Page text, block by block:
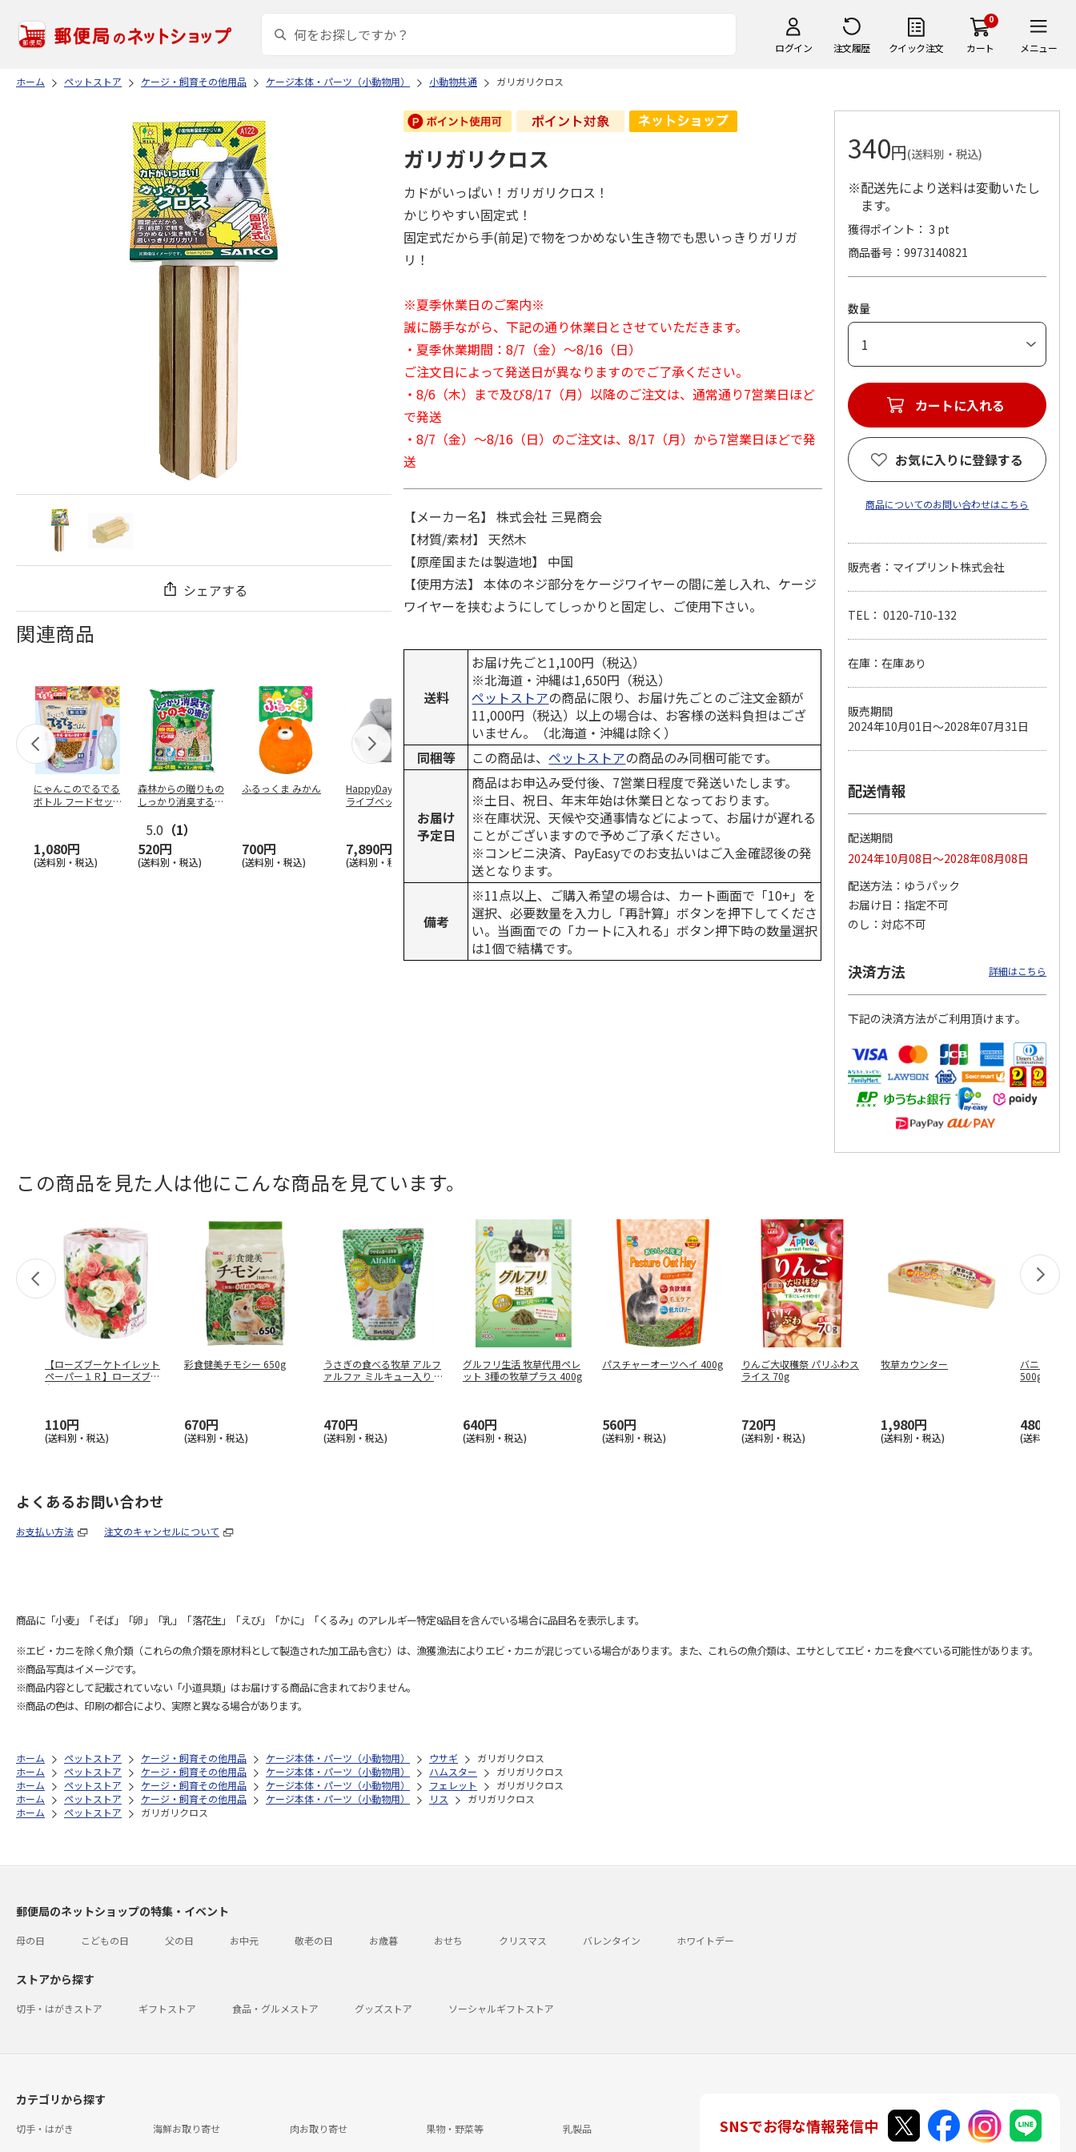
ログイン 注文履歴 クイック注文
0
カート メニュー
ホーム ペットストア ケージ・飼育その他用品 ケージ本体・パーツ（小動物用） 小動物共通 ガリガリクロス
シェアする
関連商品
にゃんこのでるでる
ボトル フードセッ
1,080円
(送料別・税込)
森林からの贈りもの
しっかり消臭するひ
5.0 （1）
520円
(送料別・税込)
ふるっくま みかん
700円
(送料別・税込)
HappyDays 2wayド
ライブベッド グレ
7,890円
(送料別・税込)
獣医師開発 ニオイ
をとる砂専用 猫ト
イレ ナチュラルグ
レー
1,550円
(送料別・税込)
デオトイレ 飛び散
らない消臭・抗菌サ
ンド 4L
1,320円
(送料別・税込)
無添加良品 カムカ
ムデンタルコーン
ぐるぐるボーン型 S
…
470円
(送料別・税込)
銀のスプーン パウ
チ 健康に育つ子ね
こ用 まぐろ・かつ
おに…
120円
(送料別・税込)
ペット線香 虹のか
なた フルーティフ
ローラルの香り
590円
(送料別・税込)
100円
(送料別・税込)
ガリガリクロス
カドがいっぱい！ガリガリクロス！
かじりやすい固定式！
固定式だから手(前足)で物をつかめない生き物でも思いっきりガリガ
リ！
※夏季休業日のご案内※
誠に勝手ながら、下記の通り休業日とさせていただきます。
・夏季休業期間：8/7（金）～8/16（日）
ご注文日によって発送日が異なりますのでご了承ください。
・8/6（木）まで及び8/17（月）以降のご注文は、通常通り7営業日ほど
で発送
・8/7（金）～8/16（日）のご注文は、8/17（月）から7営業日ほどで発
送
【メーカー名】 株式会社 三晃商会
【材質/素材】 天然木
【原産国または製造地】 中国
【使用方法】 本体のネジ部分をケージワイヤーの間に差し入れ、ケージ
ワイヤーを挟むようにしてしっかりと固定し、ご使用下さい。
送料
お届け先ごと1,100円（税込）
※北海道・沖縄は1,650円（税込）
ペットストアの商品に限り、お届け先ごとのご注文金額が
11,000円（税込）以上の場合は、お客様の送料負担はござ
いません。（北海道・沖縄は除く）
同梱等
この商品は、ペットストアの商品のみ同梱可能です。
お届け
予定日
商品はお申込み受付後、7営業日程度で発送いたします。
※土日、祝日、年末年始は休業日となっております。
※在庫状況、天候や交通事情などによって、お届けが遅れる
ことがございますので予めご了承ください。
※コンビニ決済、PayEasyでのお支払いはご入金確認後の発
送となります。
備考
※11点以上、ご購入希望の場合は、カート画面で「10+」を
選択、必要数量を入力し「再計算」ボタンを押下してくださ
い。当画面での「カートに入れる」ボタン押下時の数量選択
は1個で結構です。
340円(送料別・税込)
※配送先により送料は変動いたし
ます。
獲得ポイント： 3 pt
商品番号
9973140821
数量
カートに入れる
お気に入りに登録する
商品についてのお問い合わせはこちら
販売者：マイプリント株式会社
TEL： 0120-710-132
在庫：在庫あり
販売期間
2024年10月01日～2028年07月31日
配送情報
配送期間
2024年10月08日～2028年08月08日
配送方法
ゆうパック
お届け日
指定不可
のし
対応不可
決済方法 詳細はこちら
下記の決済方法がご利用頂けます。
この商品を見た人は他にこんな商品を見ています。
【ローズブーケトイレット
ペーパー１Ｒ】ローズブー
ケトイレッ
110円
(送料別・税込)
彩食健美チモシー 650g
670円
(送料別・税込)
うさぎの食べる牧草 アルフ
ァルファ ミルキュー入り 52
470円
(送料別・税込)
グルフリ生活 牧草代用ペレ
ット 3種の牧草プラス 400g
640円
(送料別・税込)
パスチャーオーツヘイ 400g
560円
(送料別・税込)
りんご大収穫祭 パリふわス
ライス 70g
720円
(送料別・税込)
牧草カウンター
1,980円
(送料別・税込)
バニーグレ
500g
480円
(送料別・税
よくあるお問い合わせ
お支払い方法 注文のキャンセルについて
商品に「小麦」「そば」「卵」「乳」「落花生」「えび」「かに」「くるみ」のアレルギー特定8品目を含んでいる場合に品目名を表示します。
※エビ・カニを除く魚介類（これらの魚介類を原材料として製造された加工品も含む）は、漁獲漁法によりエビ・カニが混じっている場合があります。また、これらの魚介類は、エサとしてエビ・カニを食べている可能性があります。
※商品写真はイメージです。
※商品内容として記載されていない「小道具類」はお届けする商品に含まれておりません。
※商品の色は、印刷の都合により、実際と異なる場合があります。
ホーム ペットストア ケージ・飼育その他用品 ケージ本体・パーツ（小動物用） ウサギ
ガリガリクロス
ホーム
ペットストア ケージ・飼育その他用品 ケージ本体・パーツ（小動物用） ハムスター
ガリガリクロス
ホーム
ペットストア ケージ・飼育その他用品 ケージ本体・パーツ（小動物用） フェレット
ガリガリクロス
ホーム
ペットストア ケージ・飼育その他用品 ケージ本体・パーツ（小動物用） リス
ガリガリクロス
ホーム
ペットストア ガリガリクロス
郵便局のネットショップの特集・イベント
母の日 こどもの日 父の日 お中元 敬老の日 お歳暮 おせち クリスマス バレンタイン ホワイトデー
ストアから探す
切手・はがきストア ギフトストア 食品・グルメストア グッズストア ソーシャルギフトストア
カテゴリから探す
切手・はがき 海鮮お取り寄せ 肉お取り寄せ 果物・野菜等 乳製品 SNSでお得な情報発信中